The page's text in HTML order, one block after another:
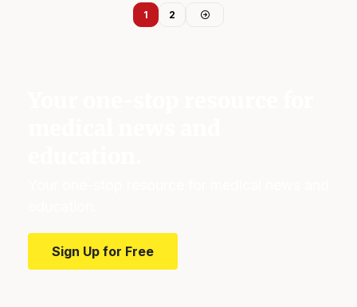
1 2
Sign Up for Free